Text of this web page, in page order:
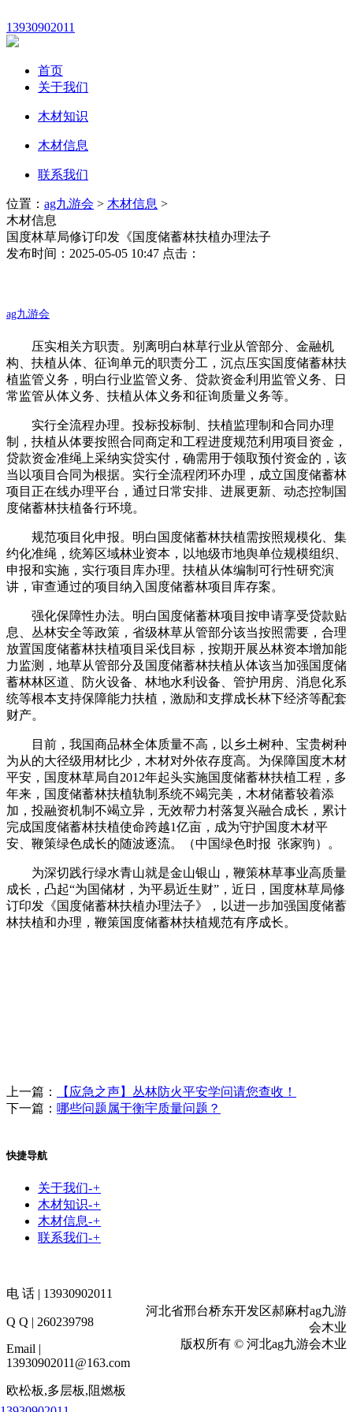
13930902011
首页
关于我们
木材知识
木材信息
联系我们
位置： ag九游会 > 木材信息 >
木材信息
国度林草局修订印发《国度储蓄林扶植办理法子
发布时间：2025-05-05 10:47 点击：
ag九游会
压实相关方职责。别离明白林草行业从管部分、金融机
构、扶植从体、征询单元的职责分工，沉点压实国度储蓄林扶
植监管义务，明白行业监管义务、贷款资金利用监管义务、日
常监管从体义务、扶植从体义务和征询质量义务等。
实行全流程办理。投标投标制、扶植监理制和合同办理
制，扶植从体要按照合同商定和工程进度规范利用项目资金，
贷款资金准绳上采纳实贷实付，确需用于领取预付资金的，该
当以项目合同为根据。实行全流程闭环办理，成立国度储蓄林
项目正在线办理平台，通过日常安排、进展更新、动态控制国
度储蓄林扶植备行环境。
规范项目化申报。明白国度储蓄林扶植需按照规模化、集
约化准绳，统筹区域林业资本，以地级市地舆单位规模组织、
申报和实施，实行项目库办理。扶植从体编制可行性研究演
讲，审查通过的项目纳入国度储蓄林项目库存案。
强化保障性办法。明白国度储蓄林项目按申请享受贷款贴
息、丛林安全等政策，省级林草从管部分该当按照需要，合理
放置国度储蓄林扶植项目采伐目标，按期开展丛林资本增加能
力监测，地草从管部分及国度储蓄林扶植从体该当加强国度储
蓄林林区道、防火设备、林地水利设备、管护用房、消息化系
统等根本支持保障能力扶植，激励和支撑成长林下经济等配套
财产。
目前，我国商品林全体质量不高，以乡土树种、宝贵树种
为从的大径级用材比少，木材对外依存度高。为保障国度木材
平安，国度林草局自2012年起头实施国度储蓄林扶植工程，多
年来，国度储蓄林扶植轨制系统不竭完美，木材储蓄较着添
加，投融资机制不竭立异，无效帮力村落复兴融合成长，累计
完成国度储蓄林扶植使命跨越1亿亩，成为守护国度木材平
安、鞭策绿色成长的随波逐流。（中国绿色时报 张家驹）。
为深切践行绿水青山就是金山银山，鞭策林草事业高质量
成长，凸起“为国储材，为平易近生财”，近日，国度林草局修
订印发《国度储蓄林扶植办理法子》，以进一步加强国度储蓄
林扶植和办理，鞭策国度储蓄林扶植规范有序成长。
上一篇：
【应急之声】丛林防火平安学问请您查收！
下一篇： 哪些问题属于衡宇质量问题？
快捷导航
关于我们-+
木材知识-+
木材信息-+
联系我们-+
电 话 | 13930902011
Q Q | 260239798
Email |
13930902011@163.com
河北省邢台桥东开发区郝麻村ag九游
会木业
版权所有 © 河北ag九游会木业
欧松板,多层板,阻燃板